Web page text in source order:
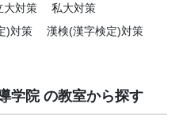
大対策
私大対策
)対策
漢検(漢字検定)対策
学院 の教室から探す